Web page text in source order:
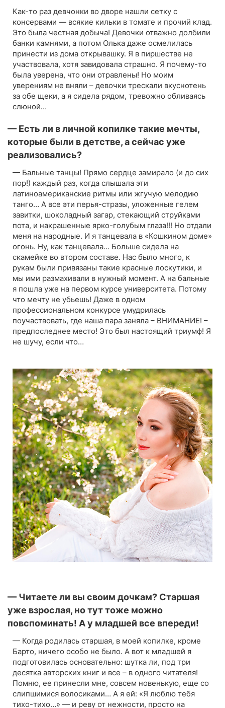
Как-то раз девчонки во дворе нашли сетку с
консервами — всякие кильки в томате и прочий клад.
Это была честная добыча! Девочки отважно долбили
банки камнями, а потом Олька даже осмелилась
принести из дома открывашку. Я в пиршестве не
участвовала, хотя завидовала страшно. Я почему-то
была уверена, что они отравлены! Но моим
уверениям не вняли – девочки трескали вкуснотень
за обе щеки, а я сидела рядом, тревожно обливаясь
слюной…
— Есть ли в личной копилке такие мечты,
которые были в детстве, а сейчас уже
реализовались?
— Бальные танцы! Прямо сердце замирало (и до сих
пор!) каждый раз, когда слышала эти
латиноамериканские ритмы или жгучую мелодию
танго… А все эти перья-стразы, уложенные гелем
завитки, шоколадный загар, стекающий струйками
пота, и накрашенные ярко-голубым глаза!!! Но отдали
меня на народные. И я танцевала в «Кошкином доме»
огонь. Ну, как танцевала… Больше сидела на
скамейке во втором составе. Нас было много, к
рукам были привязаны такие красные лоскутики, и
мы ими размахивали в нужный момент. А на бальные
я пошла уже на первом курсе университета. Потому
что мечту не убьешь! Даже в одном
профессиональном конкурсе умудрилась
поучаствовать, где наша пара заняла – ВНИМАНИЕ! –
предпоследнее место! Это был настоящий триумф! Я
не шучу, если что…
— Читаете ли вы своим дочкам? Старшая
уже взрослая, но тут тоже можно
повспоминать! А у младшей все впереди!
— Когда родилась старшая, в моей копилке, кроме
Барто, ничего особо не было. А вот к младшей я
подготовилась основательно: шутка ли, под три
десятка авторских книг и все – в одного читателя!
Помню, ее принесли мне, совсем новенькую, еще со
слипшимися волосиками… А я ей: «Я люблю тебя
тихо-тихо…» — и реву от нежности, просто на